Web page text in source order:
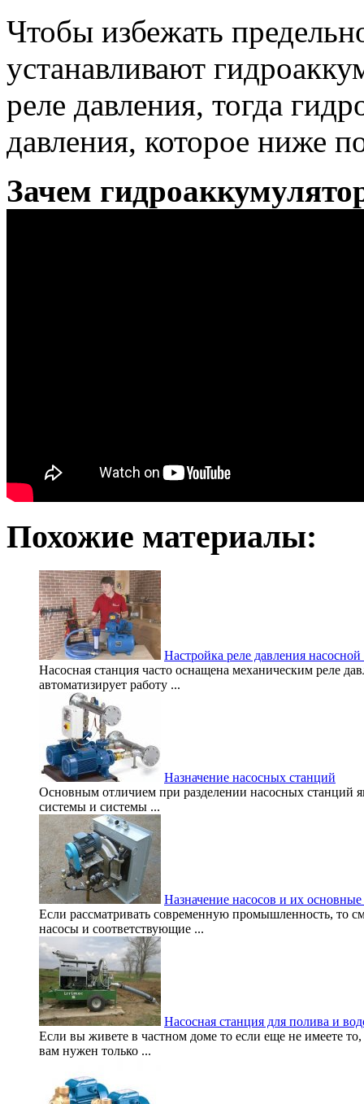
Чтобы избежать
устанавливают
реле давления, тогда
давления, которое ниже
Зачем
Похожие материалы:
Настройка реле давления
Насосная станция часто оснащена механическим реле
автоматизирует работу ...
Назначение насосных станций
Основным отличием при разделении насосных станций
системы и системы ...
Назначение насосов и их
Если рассматривать современную промышленность, то
насосы и соответствующие ...
Насосная станция для полива и
Если вы живете в частном доме то если еще не имеете
вам нужен только ...